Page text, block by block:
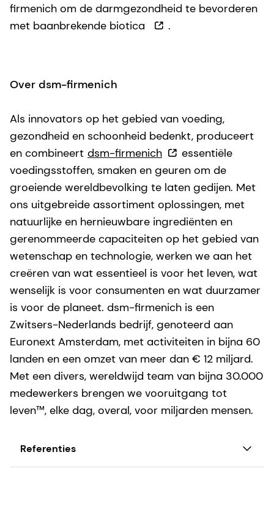
firmenich om de darmgezondheid te bevorderen
met baanbrekende biotica
.
Over dsm-firmenich
Als innovators op het gebied van voeding,
gezondheid en schoonheid bedenkt, produceert
en combineert dsm-firmenich
essentiële
voedingsstoffen, smaken en geuren om de
groeiende wereldbevolking te laten gedijen. Met
ons uitgebreide assortiment oplossingen, met
natuurlijke en hernieuwbare ingrediënten en
gerenommeerde capaciteiten op het gebied van
wetenschap en technologie, werken we aan het
creëren van wat essentieel is voor het leven, wat
wenselijk is voor consumenten en wat duurzamer
is voor de planeet. dsm-firmenich is een
Zwitsers-Nederlands bedrijf, genoteerd aan
Euronext Amsterdam, met activiteiten in bijna 60
landen en een omzet van meer dan € 12 miljard.
Met een divers, wereldwijd team van bijna 30.000
medewerkers brengen we vooruitgang tot
leven™, elke dag, overal, voor miljarden mensen.
Referenties